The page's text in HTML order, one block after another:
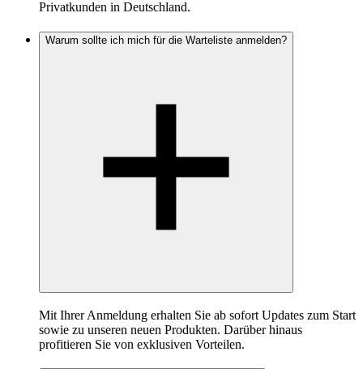
Privatkunden in Deutschland.
Warum sollte ich mich für die Warteliste anmelden?
Mit Ihrer Anmeldung erhalten Sie ab sofort Updates zum Start
sowie zu unseren neuen Produkten. Darüber hinaus
profitieren Sie von exklusiven Vorteilen.